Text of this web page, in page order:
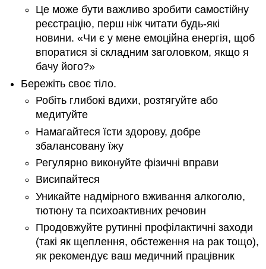
Це може бути важливо зробити самостійну
реєстрацію, перш ніж читати будь-які
новини. «Чи є у мене емоційна енергія, щоб
впоратися зі складним заголовком, якщо я
бачу його?»
Бережіть своє тіло.
Робіть глибокі вдихи, розтягуйте або
медитуйте
Намагайтеся їсти здорову, добре
збалансовану їжу
Регулярно виконуйте фізичні вправи
Висипайтеся
Уникайте надмірного вживання алкоголю,
тютюну та психоактивних речовин
Продовжуйте рутинні профілактичні заходи
(такі як щеплення, обстеження на рак тощо),
як рекомендує ваш медичний працівник